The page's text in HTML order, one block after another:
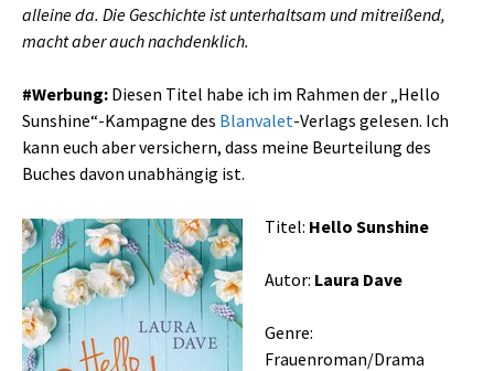
alleine da. Die Geschichte ist unterhaltsam und mitreißend,
macht aber auch nachdenklich.
#Werbung: Diesen Titel habe ich im Rahmen der „Hello
Sunshine“-Kampagne des Blanvalet-Verlags gelesen. Ich
kann euch aber versichern, dass meine Beurteilung des
Buches davon unabhängig ist.
Titel: Hello Sunshine
Autor: Laura Dave
Genre:
Frauenroman/Drama